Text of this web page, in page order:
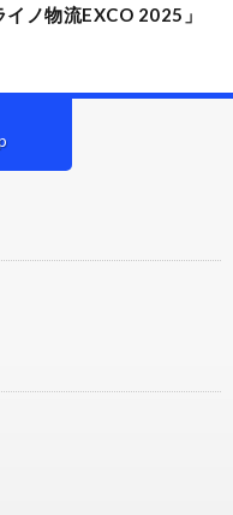
イノ物流EXCO 2025」